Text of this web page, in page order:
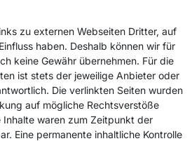
zu externen Webseiten Dritter, auf
haben. Deshalb können wir für
keine Gewähr übernehmen. Für die
ist stets der jeweilige Anbieter oder
Die verlinkten Seiten wurden
auf mögliche Rechtsverstöße
waren zum Zeitpunkt der
Eine permanente inhaltliche Kontrolle